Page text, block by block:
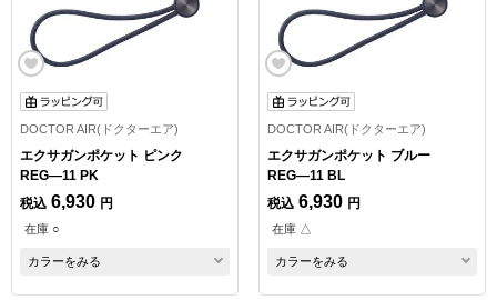
DOCTOR AIR(ドクターエア)
エクサガンポケット ピンク
REG―11 PK
税込 6,930 円
在庫 ○
カラーをみる
DOCTOR AIR(ドクターエア)
エクサガンポケット ブルー
REG―11 BL
税込 6,930 円
在庫 △
カラーをみる